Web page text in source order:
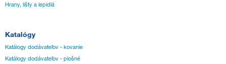
Hrany, lišty a lepidlá
Katalógy
Katálogy dodávateľov - kovanie
Katálogy dodávateľov - plošné